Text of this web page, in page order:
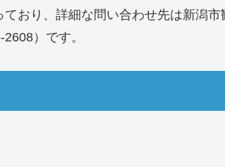
おり、詳細な問い合わせ先は新潟
）です。